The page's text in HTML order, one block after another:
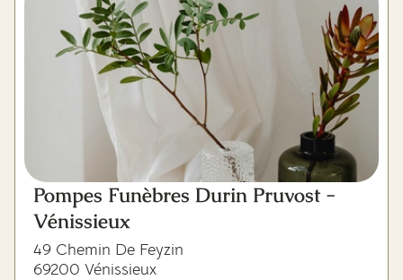
Pompes Funèbres Durin Pruvost -
Vénissieux
49 Chemin De Feyzin
69200 Vénissieux